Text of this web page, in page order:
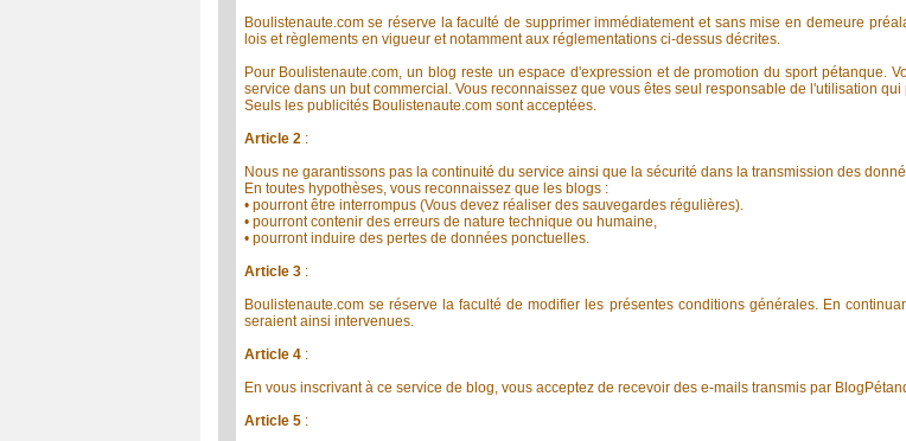
Boulistenaute.com se réserve la faculté de supprimer immédiatement et sans mise en demeure
lois et règlements en vigueur et notamment aux réglementations ci-dessus décrites.
Pour Boulistenaute.com, un blog reste un espace d'expression et de promotion du sport pétanque.
service dans un but commercial. Vous reconnaissez que vous êtes seul responsable de l'utilisation
Seuls les publicités Boulistenaute.com sont acceptées.
Article 2:
Nous ne garantissons pas la continuité du service ainsi que la sécurité dans la transmission des
En toutes hypothèses, vous reconnaissez que les blogs :
• pourront être interrompus (Vous devez réaliser des sauvegardes régulières).
• pourront contenir des erreurs de nature technique ou humaine,
• pourront induire des pertes de données ponctuelles.
Article 3:
Boulistenaute.com se réserve la faculté de modifier les présentes conditions générales. En
seraient ainsi intervenues.
Article 4:
En vous inscrivant à ce service de blog, vous acceptez de recevoir des e-mails transmis par
Article 5: